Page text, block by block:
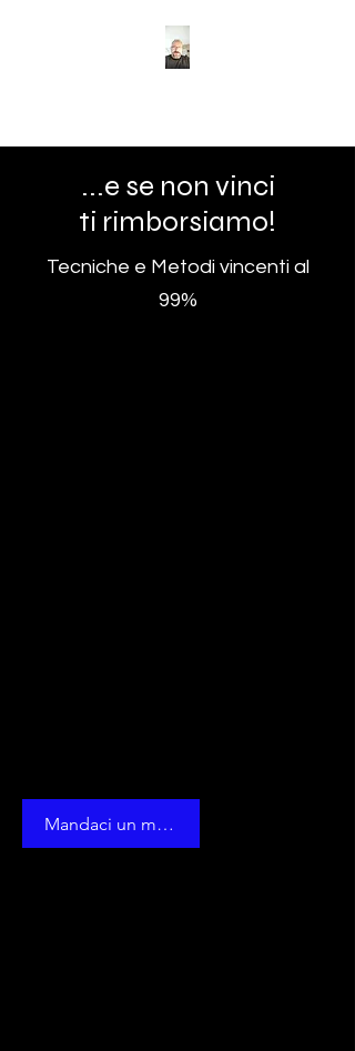
...e se non vinci
ti rimborsiamo!
Tecniche e Metodi vincenti al
99%
Mandaci un messaggio